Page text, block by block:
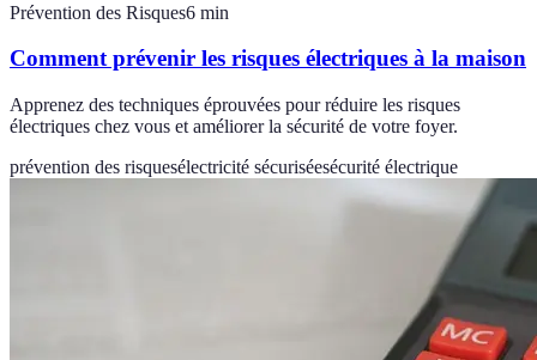
Prévention des Risques6 min
Comment prévenir les risques électriques à la maison
Apprenez des techniques éprouvées pour réduire les risques
électriques chez vous et améliorer la sécurité de votre foyer.
prévention des risquesélectricité sécuriséesécurité électrique